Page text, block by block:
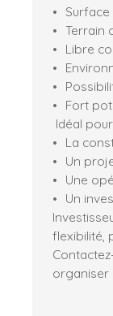
Surface
Terrain
Libre
Fort
Idéal
La
Un
Une
Un
flexibilité,
organiser